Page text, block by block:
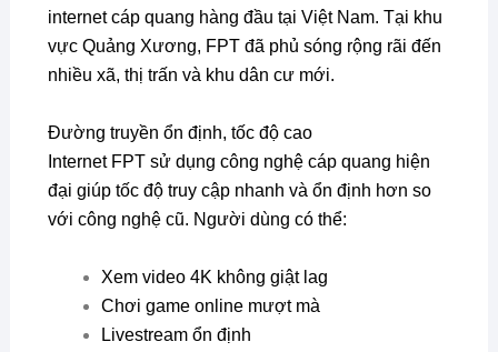
internet cáp quang hàng đầu tại Việt Nam. Tại khu
vực Quảng Xương, FPT đã phủ sóng rộng rãi đến
nhiều xã, thị trấn và khu dân cư mới.
Đường truyền ổn định, tốc độ cao
Internet FPT sử dụng công nghệ cáp quang hiện
đại giúp tốc độ truy cập nhanh và ổn định hơn so
với công nghệ cũ. Người dùng có thể:
Xem video 4K không giật lag
Chơi game online mượt mà
Livestream ổn định